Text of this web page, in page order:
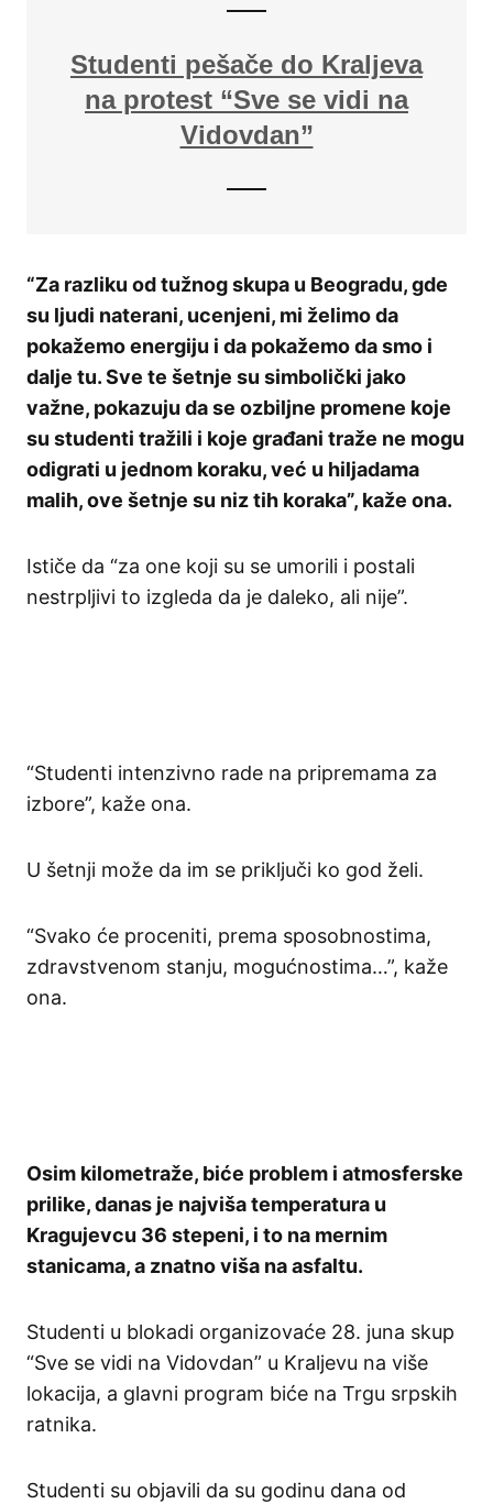
Studenti pešače do Kraljeva
na protest “Sve se vidi na
Vidovdan”
“Za razliku od tužnog skupa u Beogradu, gde
su ljudi naterani, ucenjeni, mi želimo da
pokažemo energiju i da pokažemo da smo i
dalje tu. Sve te šetnje su simbolički jako
važne, pokazuju da se ozbiljne promene koje
su studenti tražili i koje građani traže ne mogu
odigrati u jednom koraku, već u hiljadama
malih, ove šetnje su niz tih koraka”, kaže ona.
Ističe da “za one koji su se umorili i postali
nestrpljivi to izgleda da je daleko, ali nije”.
“Studenti intenzivno rade na pripremama za
izbore”, kaže ona.
U šetnji može da im se priključi ko god želi.
“Svako će proceniti, prema sposobnostima,
zdravstvenom stanju, mogućnostima…”, kaže
ona.
Osim kilometraže, biće problem i atmosferske
prilike, danas je najviša temperatura u
Kragujevcu 36 stepeni, i to na mernim
stanicama, a znatno viša na asfaltu.
Studenti u blokadi organizovaće 28. juna skup
“Sve se vidi na Vidovdan” u Kraljevu na više
lokacija, a glavni program biće na Trgu srpskih
ratnika.
Studenti su objavili da su godinu dana od